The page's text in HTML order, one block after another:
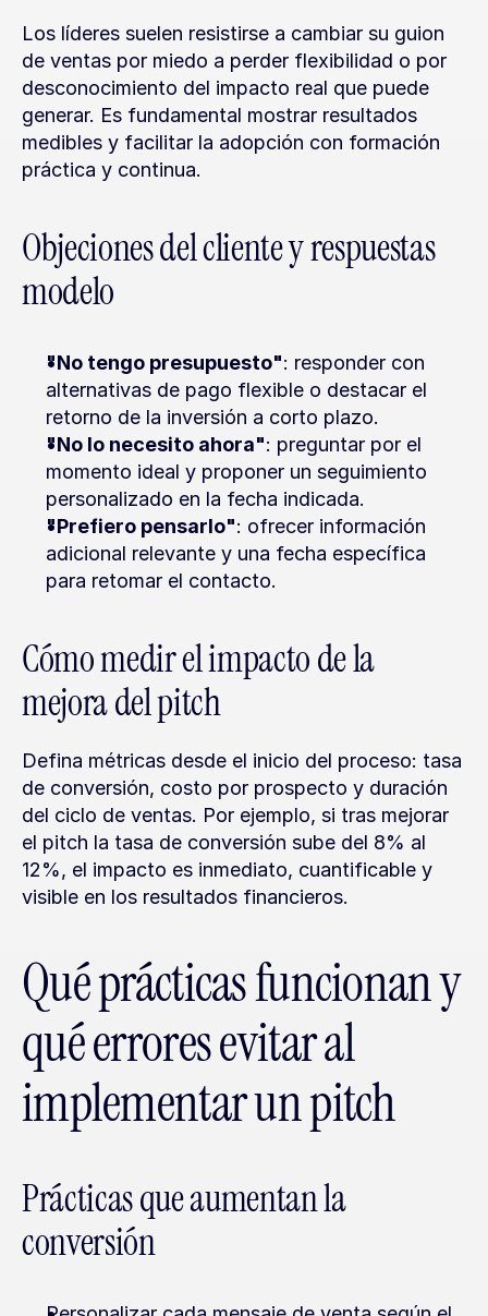
Los líderes suelen resistirse a cambiar su guion
de ventas por miedo a perder flexibilidad o por
desconocimiento del impacto real que puede
generar. Es fundamental mostrar resultados
medibles y facilitar la adopción con formación
práctica y continua.
Objeciones del cliente y respuestas
modelo
"No tengo presupuesto": responder con
alternativas de pago flexible o destacar el
retorno de la inversión a corto plazo.
"No lo necesito ahora": preguntar por el
momento ideal y proponer un seguimiento
personalizado en la fecha indicada.
"Prefiero pensarlo": ofrecer información
adicional relevante y una fecha específica
para retomar el contacto.
Cómo medir el impacto de la
mejora del pitch
Defina métricas desde el inicio del proceso: tasa
de conversión, costo por prospecto y duración
del ciclo de ventas. Por ejemplo, si tras mejorar
el pitch la tasa de conversión sube del 8% al
12%, el impacto es inmediato, cuantificable y
visible en los resultados financieros.
Qué prácticas funcionan y
qué errores evitar al
implementar un pitch
Prácticas que aumentan la
conversión